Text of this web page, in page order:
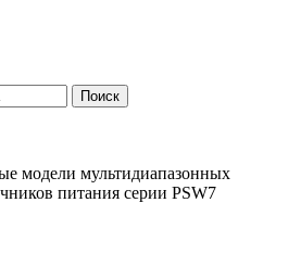
Поиск
модели мультидиапазонных
питания серии PSW7